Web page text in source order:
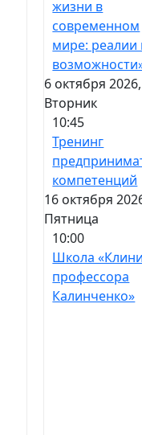
жизни в
современном
мире: реалии
6 октября 2026,
Вторник
10:45
Тренинг
компетенций
16 октября
Пятница
10:00
Школа
профессора
Калинченко»